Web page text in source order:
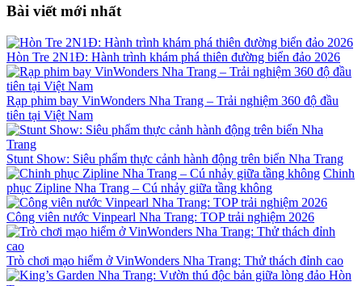
Bài viết mới nhất
Hòn Tre 2N1Đ: Hành trình khám phá thiên đường biển đảo 2026
Rạp phim bay VinWonders Nha Trang – Trải nghiệm 360 độ đầu
tiên tại Việt Nam
Stunt Show: Siêu phẩm thực cảnh hành động trên biển Nha Trang
Chinh
phục Zipline Nha Trang – Cú nhảy giữa tầng không
Công viên nước Vinpearl Nha Trang: TOP trải nghiệm 2026
Trò chơi mạo hiểm ở VinWonders Nha Trang: Thử thách đỉnh cao